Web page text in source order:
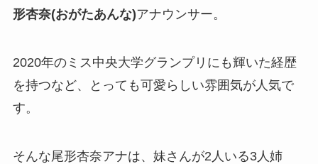
形杏奈(おがたあんな)アナウンサー。
2020年のミス中央大学グランプリにも輝いた経歴
を持つなど、とっても可愛らしい雰囲気が人気で
す。
そんな尾形杏奈アナは、 妹さんが2人いる3人姉